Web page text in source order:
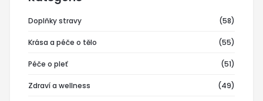
Doplňky stravy (58)
Krása a péče o tělo (55)
Péče o pleť (51)
Zdraví a wellness (49)